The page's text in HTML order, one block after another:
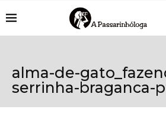
alma-de-
serrinha-braganca-